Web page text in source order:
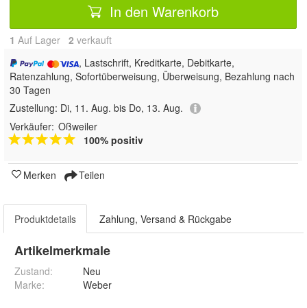
In den Warenkorb
1 Auf Lager 2 verkauft
, Lastschrift, Kreditkarte, Debitkarte,
Ratenzahlung, Sofortüberweisung, Überweisung, Bezahlung nach
30 Tagen
Zustellung: Di, 11. Aug. bis Do, 13. Aug.
Verkäufer: Oßweiler
100% positiv
Merken Teilen
Produktdetails Zahlung, Versand & Rückgabe
Artikelmerkmale
Zustand:
Neu
Marke:
Weber